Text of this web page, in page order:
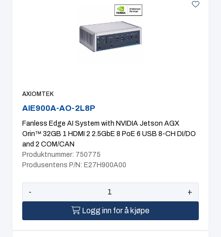
AXIOMTEK
AIE900A-AO-2L8P
Fanless Edge AI System with NVIDIA Jetson AGX
Orin™ 32GB 1 HDMI 2 2.5GbE 8 PoE 6 USB 8-CH DI/DO
and 2 COM/CAN
Produktnummer: 750775
Produsentens P/N: E27H900A00
- +
Logg inn for å kjøpe